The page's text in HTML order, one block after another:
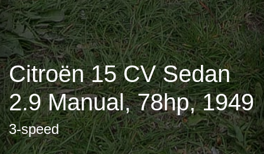
Citroën 15 CV Sedan
2.9 Manual, 78hp, 1949
3-speed